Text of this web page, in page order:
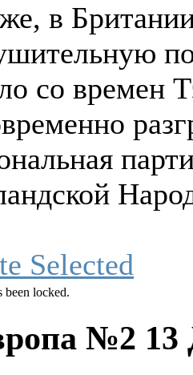
в
со времен
been locked.
№2 13